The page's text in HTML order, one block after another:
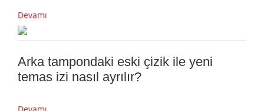
Devamı
Arka tampondaki eski çizik ile yeni
temas izi nasıl ayrılır?
Devamı